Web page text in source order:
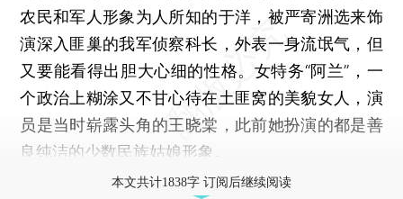
农民和军人形象为人所知的于洋，被严寄洲选来饰
演深入匪巢的我军侦察科长，外表一身流氓气，但
又要能看得出胆大心细的性格。女特务“阿兰”，一
个政治上糊涂又不甘心待在土匪窝的美貌女人，演
员是当时崭露头角的王晓棠，此前她扮演的都是善
良纯洁的少数民族姑娘形象。
本文共计1838字 订阅后继续阅读